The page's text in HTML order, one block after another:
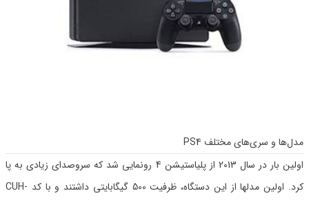
مدل‌ها و سری‌های مختلف PS4
اولین بار در سال 2013 از پلیاستیشن 4 رونمایی شد که سروصدای زیادی به پا
کرد. اولین مدلها از این دستگاه، ظرفیت 500 گیگابایتی داشتند و با کد CUH-